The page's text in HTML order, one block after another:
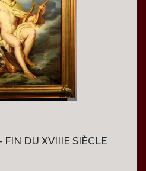
FIN DU XVIIIE SIÈCLE